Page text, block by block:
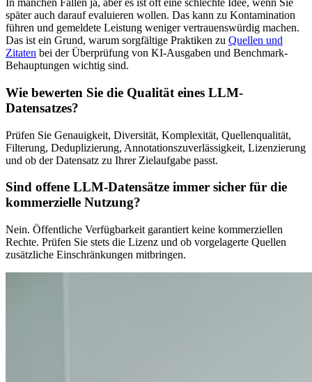
In manchen Fällen ja, aber es ist oft eine schlechte Idee, wenn Sie
später auch darauf evaluieren wollen. Das kann zu Kontamination
führen und gemeldete Leistung weniger vertrauenswürdig machen.
Das ist ein Grund, warum sorgfältige Praktiken zu Quellen und
Zitaten bei der Überprüfung von KI-Ausgaben und Benchmark-
Behauptungen wichtig sind.
Wie bewerten Sie die Qualität eines LLM-
Datensatzes?
Prüfen Sie Genauigkeit, Diversität, Komplexität, Quellenqualität,
Filterung, Deduplizierung, Annotationszuverlässigkeit, Lizenzierung
und ob der Datensatz zu Ihrer Zielaufgabe passt.
Sind offene LLM-Datensätze immer sicher für die
kommerzielle Nutzung?
Nein. Öffentliche Verfügbarkeit garantiert keine kommerziellen
Rechte. Prüfen Sie stets die Lizenz und ob vorgelagerte Quellen
zusätzliche Einschränkungen mitbringen.